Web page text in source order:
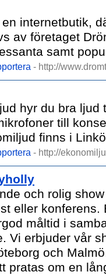
internetbutik,
av företaget
samt
- http://
hyr du bra
till
finns i
- http://
och rolig
eller
måltid i
Vi erbjuder vår
och
pratas om en